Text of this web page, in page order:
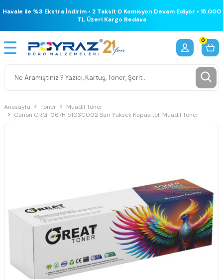
Havale ile %3 Ekstra İndirim • 2 Taksit 0 Komisyon Devam Ediyor • 15.000
TL Üzeri Kargo Bedava
0
Anasayfa Toner
Muadil Toner
Canon CRG-067H 5103C002 Sarı Yüksek Kapasiteli Muadil Toner